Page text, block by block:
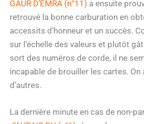
GAUR D’EMRA (n°11) a ensuite
retrouvé la bonne carburation en
accessits d’honneur et un succès.
sur l’échelle des valeurs et plutôt
sort des numéros de corde, il ne
incapable de brouiller les cartes. On
d’autres.
La dernière minute en cas de non-